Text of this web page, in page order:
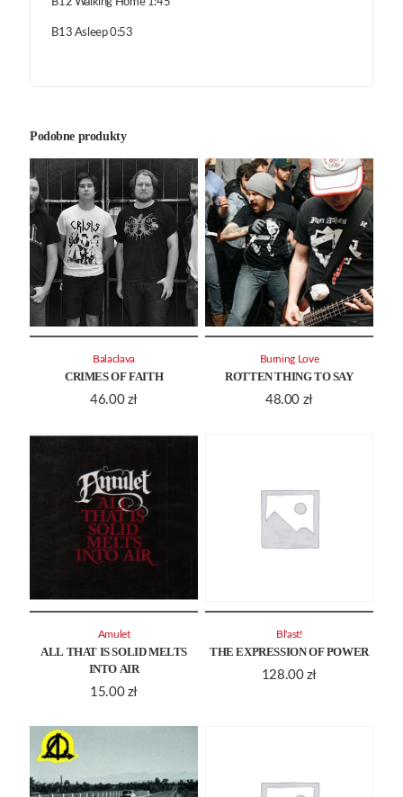
B12 Walking Home 1:45
B13 Asleep 0:53
Podobne produkty
CRIMES OF FAITH
46.00 zł
Balaclava
ROTTEN THING TO SAY
48.00 zł
Burning Love
ALL THAT IS SOLID MELTS
INTO AIR
15.00 zł
Amulet
THE EXPRESSION OF POWER
128.00 zł
Bl'ast!